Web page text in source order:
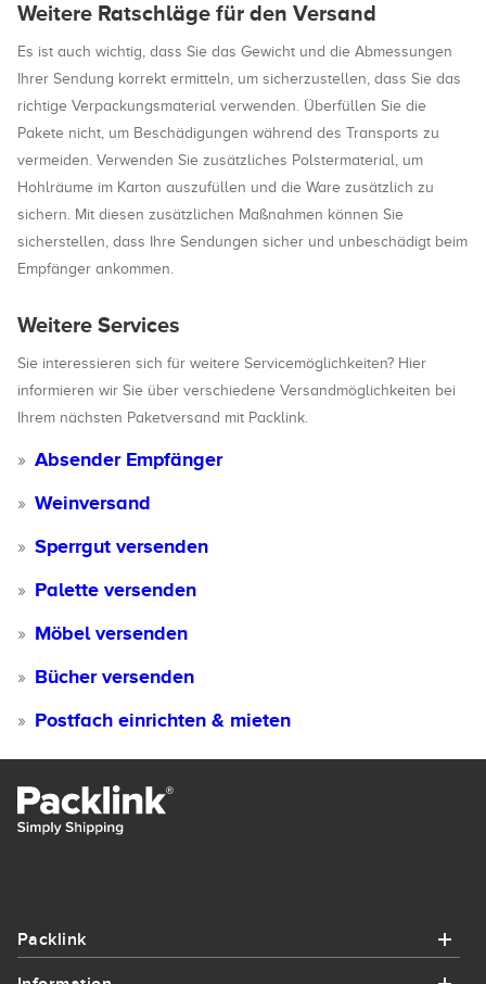
Weitere Ratschläge für den Versand
Es ist auch wichtig, dass Sie das Gewicht und die Abmessungen
Ihrer Sendung korrekt ermitteln, um sicherzustellen, dass Sie das
richtige Verpackungsmaterial verwenden. Überfüllen Sie die
Pakete nicht, um Beschädigungen während des Transports zu
vermeiden. Verwenden Sie zusätzliches Polstermaterial, um
Hohlräume im Karton auszufüllen und die Ware zusätzlich zu
sichern. Mit diesen zusätzlichen Maßnahmen können Sie
sicherstellen, dass Ihre Sendungen sicher und unbeschädigt beim
Empfänger ankommen.
Weitere Services
Sie interessieren sich für weitere Servicemöglichkeiten? Hier
informieren wir Sie über verschiedene Versandmöglichkeiten bei
Ihrem nächsten Paketversand mit Packlink.
Absender Empfänger
Weinversand
Sperrgut versenden
Palette versenden
Möbel versenden
Bücher versenden
Postfach einrichten & mieten
Packlink